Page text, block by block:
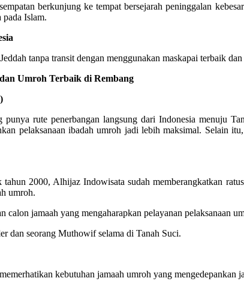
berkunjung ke tempat bersejarah peninggalan
Islam.
tanpa transit dengan menggunakan maskapai terbaik
Umroh Terbaik di Rembang
punya rute penerbangan langsung dari Indonesia menuju
pelaksanaan ibadah umroh jadi lebih maksimal. Selain
2000, Alhijaz Indowisata sudah memberangkatkan
umroh.
jamaah yang mengaharapkan pelayanan pelaksanaan
dan seorang Muthowif selama di Tanah Suci.
kebutuhan jamaah umroh yang